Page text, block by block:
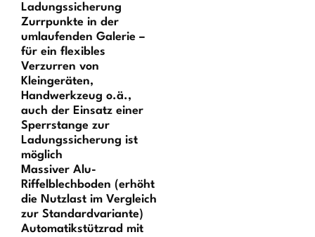
Ladungssicherung
Zurrpunkte in der
umlaufenden Galerie –
für ein flexibles
Verzurren von
Kleingeräten,
Handwerkzeug o.ä.,
auch der Einsatz einer
Sperrstange zur
Ladungssicherung ist
möglich
Massiver Alu-
Riffelblechboden (erhöht
die Nutzlast im Vergleich
zur Standardvariante)
Automatikstützrad mit